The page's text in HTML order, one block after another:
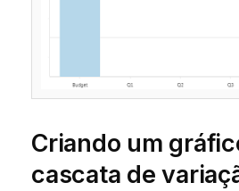
Criando um
cascata de